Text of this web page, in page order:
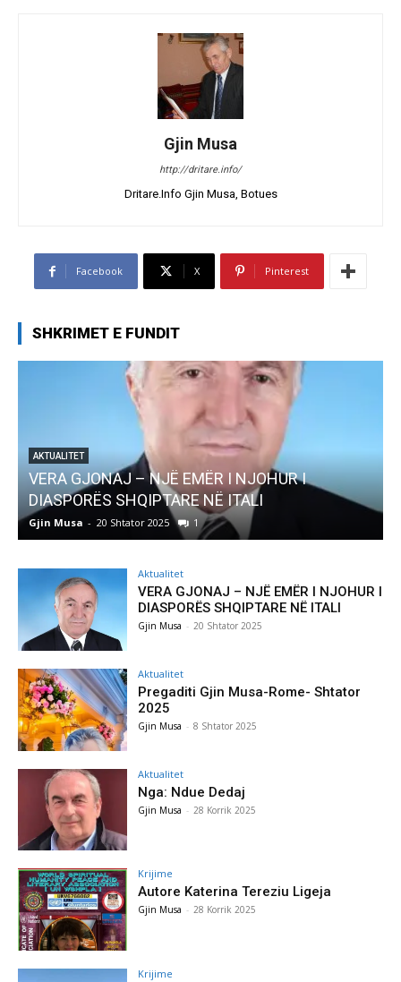
Gjin Musa
http://dritare.info/
Dritare.Info Gjin Musa, Botues
Facebook X Pinterest
SHKRIMET E FUNDIT
AKTUALITET
Pregaditi Gjin Musa-Rome- Shtator 2025
Gjin Musa - 8 Shtator 2025 0
Aktualitet
VERA GJONAJ – NJË EMËR I NJOHUR I
DIASPORËS SHQIPTARE NË ITALI
Gjin Musa - 20 Shtator 2025
Aktualitet
Pregaditi Gjin Musa-Rome- Shtator
2025
Gjin Musa - 8 Shtator 2025
Aktualitet
Nga: Ndue Dedaj
Gjin Musa - 28 Korrik 2025
Krijime
Autore Katerina Tereziu Ligeja
Gjin Musa - 28 Korrik 2025
Krijime